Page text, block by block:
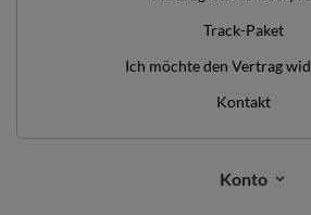
Track-Paket
Ich möchte den Vertrag
Kontakt
Konto